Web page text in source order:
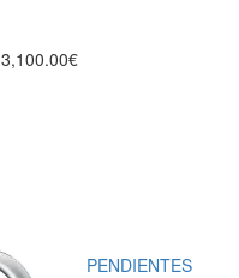
3,100.00€
PENDIENTES